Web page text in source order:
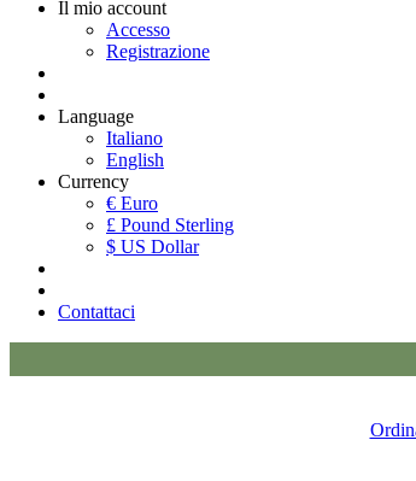
Il mio account
Accesso
Registrazione
Language
Italiano
English
Currency
€ Euro
£ Pound Sterling
$ US Dollar
Contattaci